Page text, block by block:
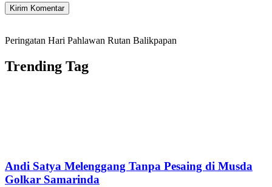
Peringatan Hari Pahlawan Rutan Balikpapan
Trending Tag
Andi Satya Melenggang Tanpa Pesaing di Musda
Golkar Samarinda